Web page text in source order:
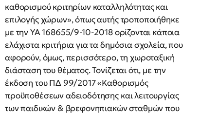
καθορισμού κριτηρίων καταλληλότητας και
επιλογής χώρων», όπως αυτής τροποποιήθηκε
με την ΥΑ 168655/9-10-2018 ορίζονται κάποια
ελάχιστα κριτήρια για τα δημόσια σχολεία, που
αφορούν, όμως, περισσότερο, τη χωροταξική
διάσταση του θέματος. Τονίζεται ότι, με την
έκδοση του ΠΔ 99/2017 «Καθορισμός
προϋποθέσεων αδειοδότησης και λειτουργίας
των παιδικών & βρεφονηπιακών σταθμών που